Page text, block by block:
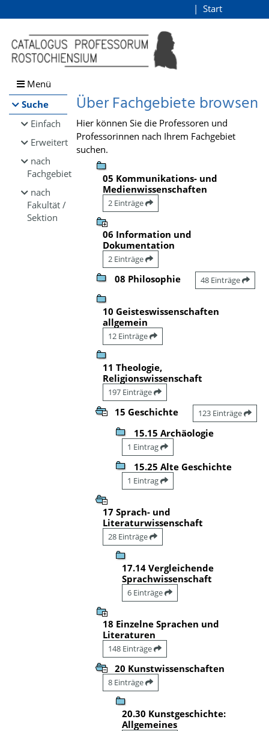
Browsen
direkt zum Inhalt
Start
Menü
Suche
Einfach
Erweitert
nach
Fachgebiet
nach
Fakultät /
Sektion
Über Fachgebiete browsen
Hier können Sie die Professoren und
Professorinnen nach Ihrem Fachgebiet
suchen.
05 Kommunikations- und
Medienwissenschaften
2 Einträge
06 Information und
Dokumentation
2 Einträge
08 Philosophie 48 Einträge
10 Geisteswissenschaften
allgemein
12 Einträge
11 Theologie,
Religionswissenschaft
197 Einträge
15 Geschichte 123 Einträge
15.15 Archäologie
1 Eintrag
15.25 Alte Geschichte
1 Eintrag
17 Sprach- und
Literaturwissenschaft
28 Einträge
17.14 Vergleichende
Sprachwissenschaft
6 Einträge
18 Einzelne Sprachen und
Literaturen
148 Einträge
20 Kunstwissenschaften
8 Einträge
20.30 Kunstgeschichte:
Allgemeines